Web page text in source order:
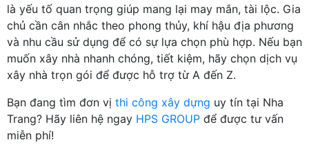
là yếu tố quan trọng giúp mang lại may mắn, tài lộc. Gia
chủ cần cân nhắc theo phong thủy, khí hậu địa phương
và nhu cầu sử dụng để có sự lựa chọn phù hợp. Nếu bạn
muốn xây nhà nhanh chóng, tiết kiệm, hãy chọn dịch vụ
xây nhà trọn gói để được hỗ trợ từ A đến Z.
Bạn đang tìm đơn vị thi công xây dựng uy tín tại Nha
Trang? Hãy liên hệ ngay HPS GROUP để được tư vấn
miễn phí!